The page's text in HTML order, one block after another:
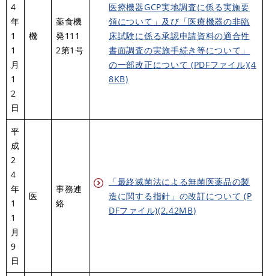
4
年
1
1
月
1
2
日
機
薬食機
発111
2第1号
医療機器GCP実地調査に係る実施要
領について」及び「医療機器の非臨
床試験に係る承認申請資料の適合性
書面調査の実施手続き等について」
の一部改正について (PDFファイル)(4
8KB)
平
成
2
4
年
1
1
月
9
日
医
事務連
絡
「最終滅菌法による無菌医薬品の製
造に関する指針」の改訂について (P
DFファイル)(2.42MB)